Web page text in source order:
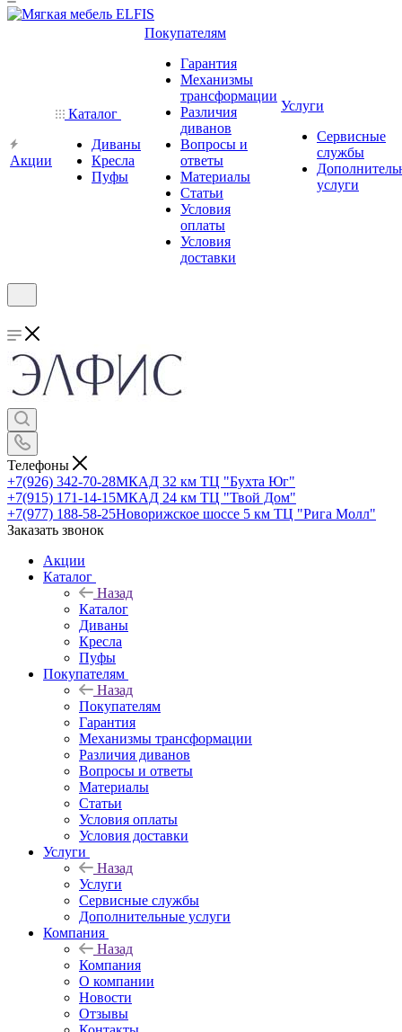
Акции
Каталог
Диваны
Кресла
Пуфы
Покупателям
Гарантия
Механизмы
трансформации
Различия
диванов
Вопросы и
ответы
Материалы
Статьи
Условия
оплаты
Условия
доставки
Услуги
Сервисные
службы
услуги
Телефоны
+7(926) 342-70-28МКАД 32 км ТЦ "Бухта Юг"
+7(915) 171-14-15МКАД 24 км ТЦ "Твой Дом"
+7(977) 188-58-25Новорижское шоссе 5 км ТЦ "Рига Молл"
Заказать звонок
Акции
Каталог
Назад
Каталог
Диваны
Кресла
Пуфы
Покупателям
Назад
Покупателям
Гарантия
Механизмы трансформации
Различия диванов
Вопросы и ответы
Материалы
Статьи
Условия оплаты
Условия доставки
Услуги
Назад
Услуги
Сервисные службы
Дополнительные услуги
Компания
Назад
Компания
О компании
Новости
Отзывы